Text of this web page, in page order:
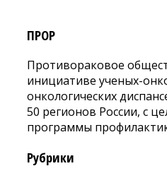
ПРОР
Противораковое
инициативе ученых-
онкологических
50 регионов России, с
программы
Рубрики